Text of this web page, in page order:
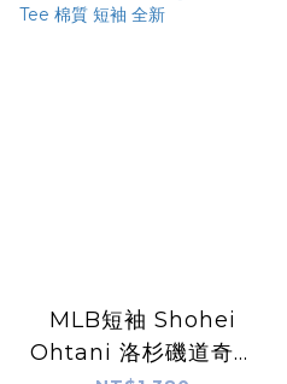
版 熱轉印 全新
MLB短袖 Shohei
Ohtani 洛杉磯道奇藍